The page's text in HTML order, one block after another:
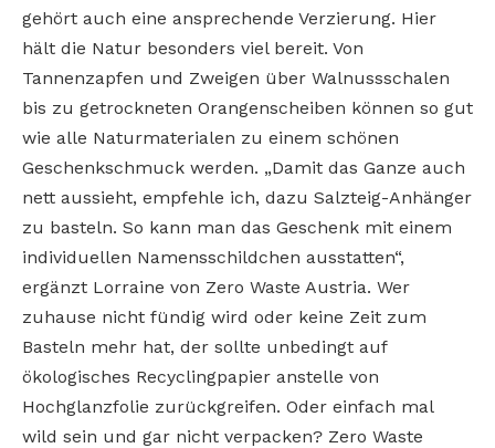
gehört auch eine ansprechende Verzierung. Hier
hält die Natur besonders viel bereit. Von
Tannenzapfen und Zweigen über Walnussschalen
bis zu getrockneten Orangenscheiben können so gut
wie alle Naturmaterialen zu einem schönen
Geschenkschmuck werden. „Damit das Ganze auch
nett aussieht, empfehle ich, dazu Salzteig-Anhänger
zu basteln. So kann man das Geschenk mit einem
individuellen Namensschildchen ausstatten“,
ergänzt Lorraine von Zero Waste Austria. Wer
zuhause nicht fündig wird oder keine Zeit zum
Basteln mehr hat, der sollte unbedingt auf
ökologisches Recyclingpapier anstelle von
Hochglanzfolie zurückgreifen. Oder einfach mal
wild sein und gar nicht verpacken? Zero Waste